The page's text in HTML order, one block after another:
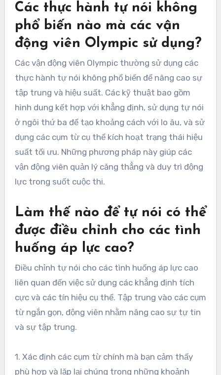
Các thực hành tự nói không
phổ biến nào mà các vận
động viên Olympic sử dụng?
Các vận động viên Olympic thường sử dụng các
thực hành tự nói không phổ biến để nâng cao sự
tập trung và hiệu suất. Các kỹ thuật bao gồm
hình dung kết hợp với khẳng định, sử dụng tự nói
ở ngôi thứ ba để tạo khoảng cách với lo âu, và sử
dụng các cụm từ cụ thể kích hoạt trạng thái hiệu
suất tối ưu. Những phương pháp này giúp các
vận động viên quản lý căng thẳng và duy trì động
lực trong suốt cuộc thi.
Làm thế nào để tự nói có thể
được điều chỉnh cho các tình
huống áp lực cao?
Điều chỉnh tự nói cho các tình huống áp lực cao
liên quan đến việc sử dụng các khẳng định tích
cực và các tín hiệu cụ thể. Tập trung vào các cụm
từ ngắn gọn, động viên nhằm nâng cao sự tự tin
và sự tập trung.
1. Xác định các cụm từ chính mà bạn cảm thấy
phù hợp và lặp lại chúng trong những khoảnh